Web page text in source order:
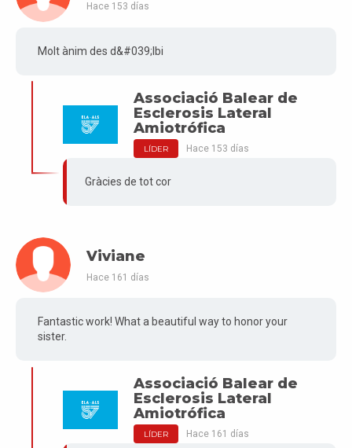
Hace 153 días
Molt ànim des d&#039;Ibi
Associació Balear de
Esclerosis Lateral
Amiotrófica
LÍDER Hace 153 días
Gràcies de tot cor
Viviane
Hace 161 días
Fantastic work! What a beautiful way to honor your
sister.
Associació Balear de
Esclerosis Lateral
Amiotrófica
LÍDER Hace 161 días